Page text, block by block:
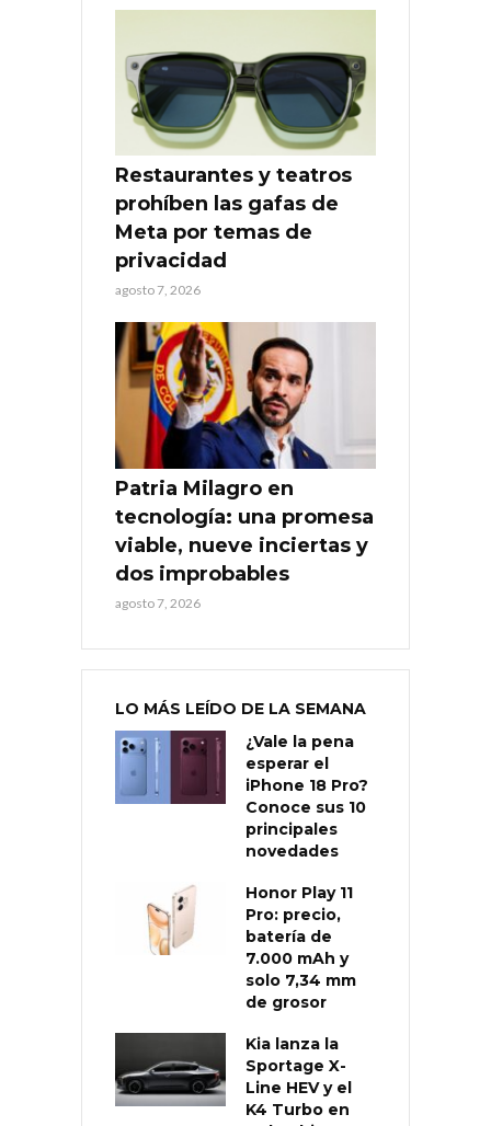
Restaurantes y teatros
prohíben las gafas de
Meta por temas de
privacidad
agosto 7, 2026
Patria Milagro en
tecnología: una promesa
viable, nueve inciertas y
dos improbables
agosto 7, 2026
LO MÁS LEÍDO DE LA SEMANA
¿Vale la pena
esperar el
iPhone 18 Pro?
Conoce sus 10
principales
novedades
Honor Play 11
Pro: precio,
batería de
7.000 mAh y
solo 7,34 mm
de grosor
Kia lanza la
Sportage X-
Line HEV y el
K4 Turbo en